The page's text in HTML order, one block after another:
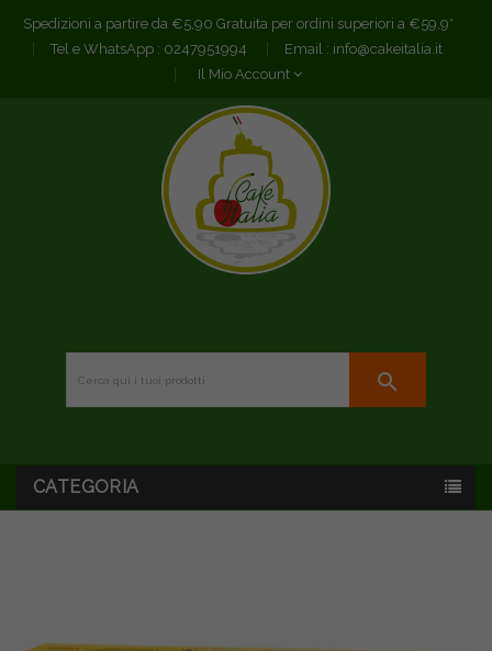
Spedizioni a partire da €5,90 Gratuita per ordini superiori a €59,9*
Tel e WhatsApp : 0247951994 Email : info@cakeitalia.it
Il Mio Account
search
CATEGORIA